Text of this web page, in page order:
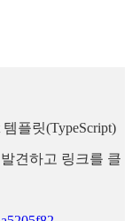
플릿(TypeScript)
견하고 링크를 클